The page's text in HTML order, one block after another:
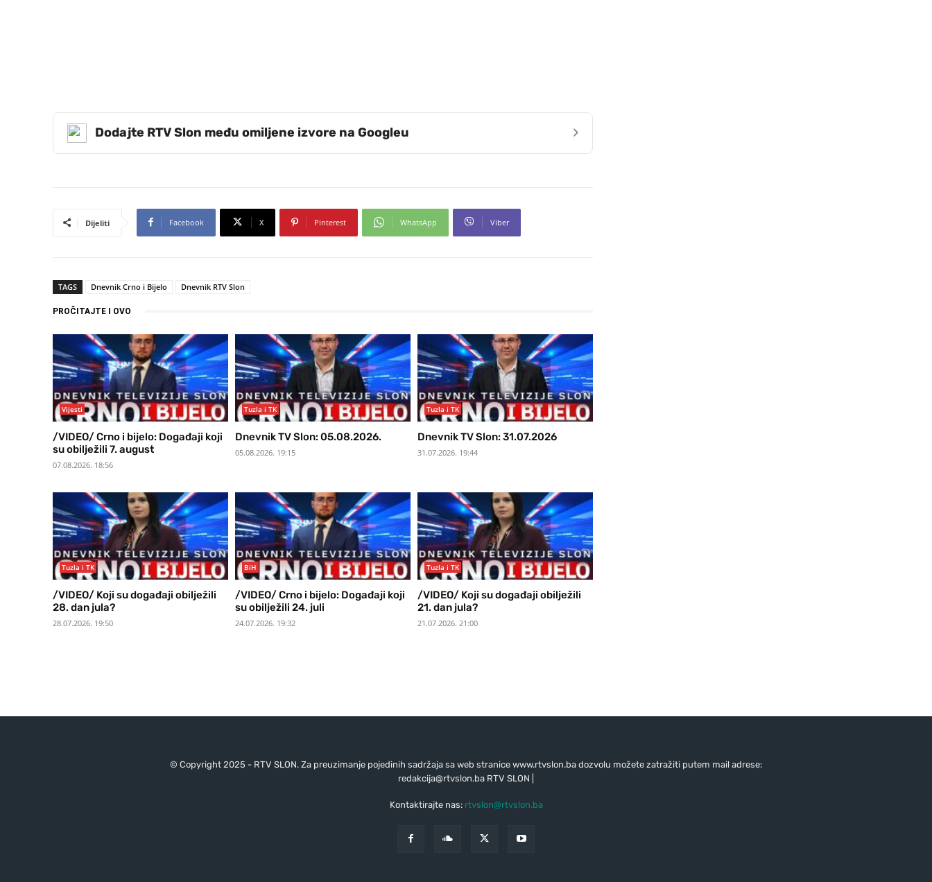
Dodajte RTV Slon među omiljene izvore na Googleu ›
Dijeliti Facebook X Pinterest WhatsApp Viber
TAGS Dnevnik Crno i Bijelo Dnevnik RTV Slon
PROČITAJTE I OVO
Vijesti
/VIDEO/ Crno i bijelo: Događaji koji
su obilježili 7. august
07.08.2026. 18:56
Tuzla i TK
Dnevnik TV Slon: 05.08.2026.
05.08.2026. 19:15
Tuzla i TK
Dnevnik TV Slon: 31.07.2026
31.07.2026. 19:44
Tuzla i TK
/VIDEO/ Koji su događaji obilježili
28. dan jula?
28.07.2026. 19:50
BiH
/VIDEO/ Crno i bijelo: Događaji koji
su obilježili 24. juli
24.07.2026. 19:32
Tuzla i TK
/VIDEO/ Koji su događaji obilježili
21. dan jula?
21.07.2026. 21:00
© Copyright 2025 - RTV SLON. Za preuzimanje pojedinih sadržaja sa web stranice www.rtvslon.ba dozvolu možete zatražiti putem mail adrese:
redakcija@rtvslon.baRTV SLON |
Kontaktirajte nas: rtvslon@rtvslon.ba